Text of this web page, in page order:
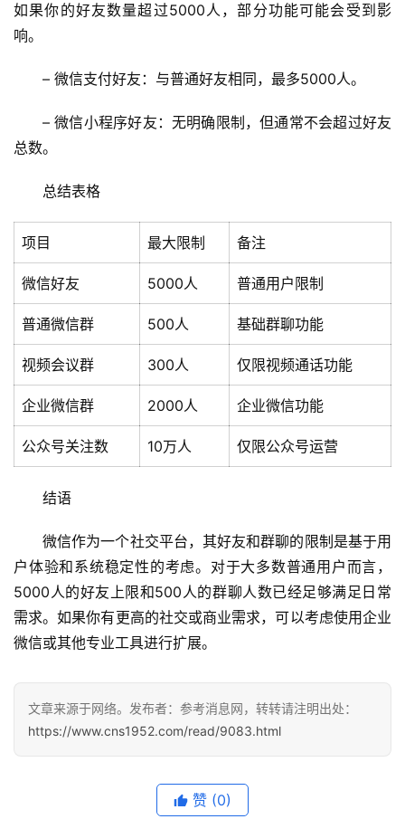
首
页
章
分
类
专
讯
更
面
如果你的好友数量超过5000人，部分功能可能会受到影
响。
– 微信支付好友：与普通好友相同，最多5000人。
– 微信小程序好友：无明确限制，但通常不会超过好友
总数。
总结表格
项目 最大限制 备注
微信好友 5000人 普通用户限制
普通微信群 500人 基础群聊功能
视频会议群 300人 仅限视频通话功能
企业微信群 2000人 企业微信功能
公众号关注数 10万人 仅限公众号运营
结语
微信作为一个社交平台，其好友和群聊的限制是基于用
户体验和系统稳定性的考虑。对于大多数普通用户而言，
5000人的好友上限和500人的群聊人数已经足够满足日常
需求。如果你有更高的社交或商业需求，可以考虑使用企业
微信或其他专业工具进行扩展。
文章来源于网络。发布者：参考消息网，转转请注明出处：
https://www.cns1952.com/read/9083.html
赞 (0)